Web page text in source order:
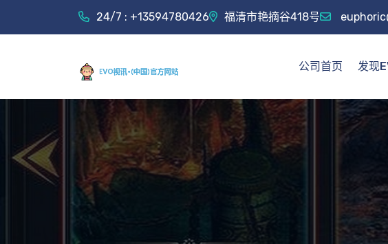
24/7 : +13594780426 福清市艳摘谷418号
公司首页 发现